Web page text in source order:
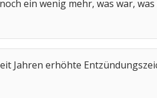
ein wenig mehr, was war,
Jahren erhöhte